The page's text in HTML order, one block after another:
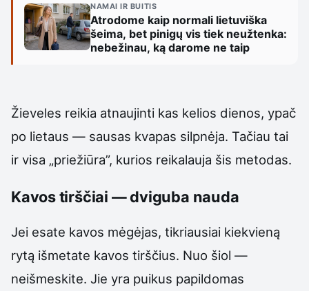
NAMAI IR BUITIS
Atrodome kaip normali lietuviška
šeima, bet pinigų vis tiek neužtenka:
nebežinau, ką darome ne taip
Žieveles reikia atnaujinti kas kelios dienos, ypač
po lietaus — sausas kvapas silpnėja. Tačiau tai
ir visa „priežiūra”, kurios reikalauja šis metodas.
Kavos tirščiai — dviguba nauda
Jei esate kavos mėgėjas, tikriausiai kiekvieną
rytą išmetate kavos tirščius. Nuo šiol —
neišmeskite. Jie yra puikus papildomas